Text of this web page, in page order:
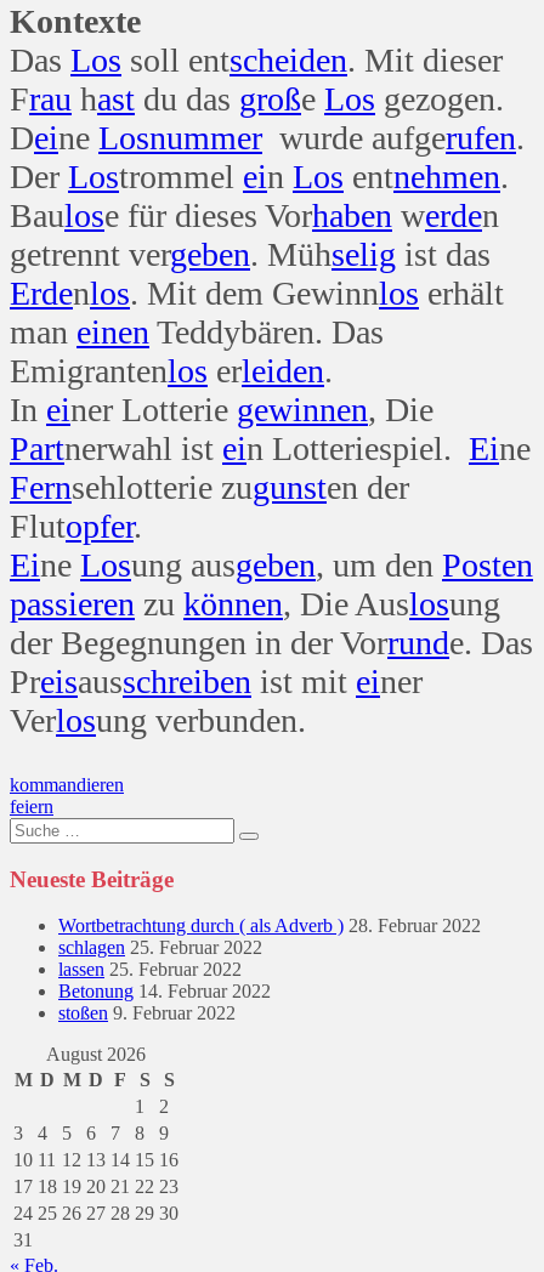
Kontexte
Das Los soll entscheiden. Mit dieser
Frau hast du das große Los gezogen.
Deine Losnummer wurde aufgerufen.
Der Lostrommel ein Los entnehmen.
Baulose für dieses Vorhaben werden
getrennt vergeben. Mühselig ist das
Erdenlos. Mit dem Gewinnlos erhält
man einen Teddybären. Das
Emigrantenlos erleiden.
In einer Lotterie gewinnen, Die
Partnerwahl ist ein Lotteriespiel. Eine
Fernsehlotterie zugunsten der
Flutopfer.
Eine Losung ausgeben, um den Posten
passieren zu können, Die Auslosung
der Begegnungen in der Vorrunde. Das
Preisausschreiben ist mit einer
Verlosung verbunden.
Beitragsnavigation
kommandieren
feiern
Suche
nach:
Neueste Beiträge
Wortbetrachtung durch ( als Adverb ) 28. Februar 2022
schlagen 25. Februar 2022
lassen 25. Februar 2022
Betonung 14. Februar 2022
stoßen 9. Februar 2022
August 2026
M D M D F S
S
1
2
3
4 5 6 7 8
9
10 11 12 13 14 15 16
17 18 19 20 21 22 23
24 25 26 27 28 29 30
31
« Feb.